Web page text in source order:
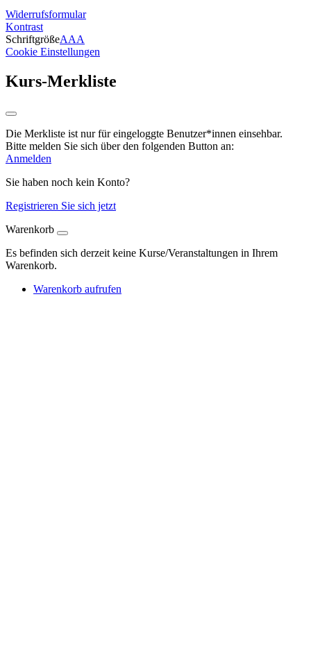
Widerrufsformular
Kontrast
SchriftgrößeAAA
Cookie Einstellungen
Kurs-Merkliste
Die Merkliste ist nur für eingeloggte Benutzer*innen einsehbar.
Bitte melden Sie sich über den folgenden Button an:
Anmelden
Sie haben noch kein Konto?
Registrieren Sie sich jetzt
Warenkorb
Es befinden sich derzeit keine Kurse/Veranstaltungen in Ihrem
Warenkorb.
Warenkorb aufrufen